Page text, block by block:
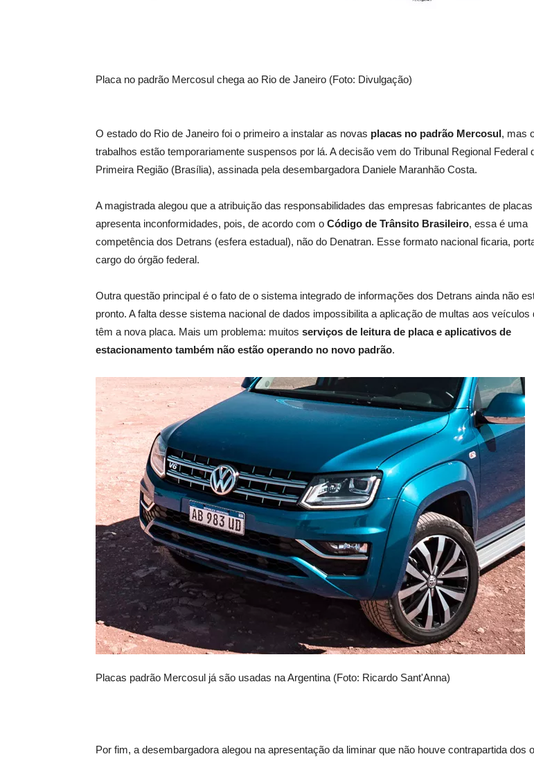
Placa no padrão Mercosul chega ao Rio de Janeiro (Foto: Divulgação)
O estado do Rio de Janeiro foi o primeiro a instalar as novas placas no padrão Mercosul, mas
trabalhos estão temporariamente suspensos por lá. A decisão vem do Tribunal Regional Federal
Primeira Região (Brasília), assinada pela desembargadora Daniele Maranhão Costa.
A magistrada alegou que a atribuição das responsabilidades das empresas fabricantes de placas
apresenta inconformidades, pois, de acordo com o Código de Trânsito Brasileiro, essa é uma
competência dos Detrans (esfera estadual), não do Denatran. Esse formato nacional ficaria,
cargo do órgão federal.
Outra questão principal é o fato de o sistema integrado de informações dos Detrans ainda não
pronto. A falta desse sistema nacional de dados impossibilita a aplicação de multas aos veículos
têm a nova placa. Mais um problema: muitos serviços de leitura de placa e aplicativos de
estacionamento também não estão operando no novo padrão.
Placas padrão Mercosul já são usadas na Argentina (Foto: Ricardo Sant'Anna)
Por fim, a desembargadora alegou na apresentação da liminar que não houve contrapartida dos